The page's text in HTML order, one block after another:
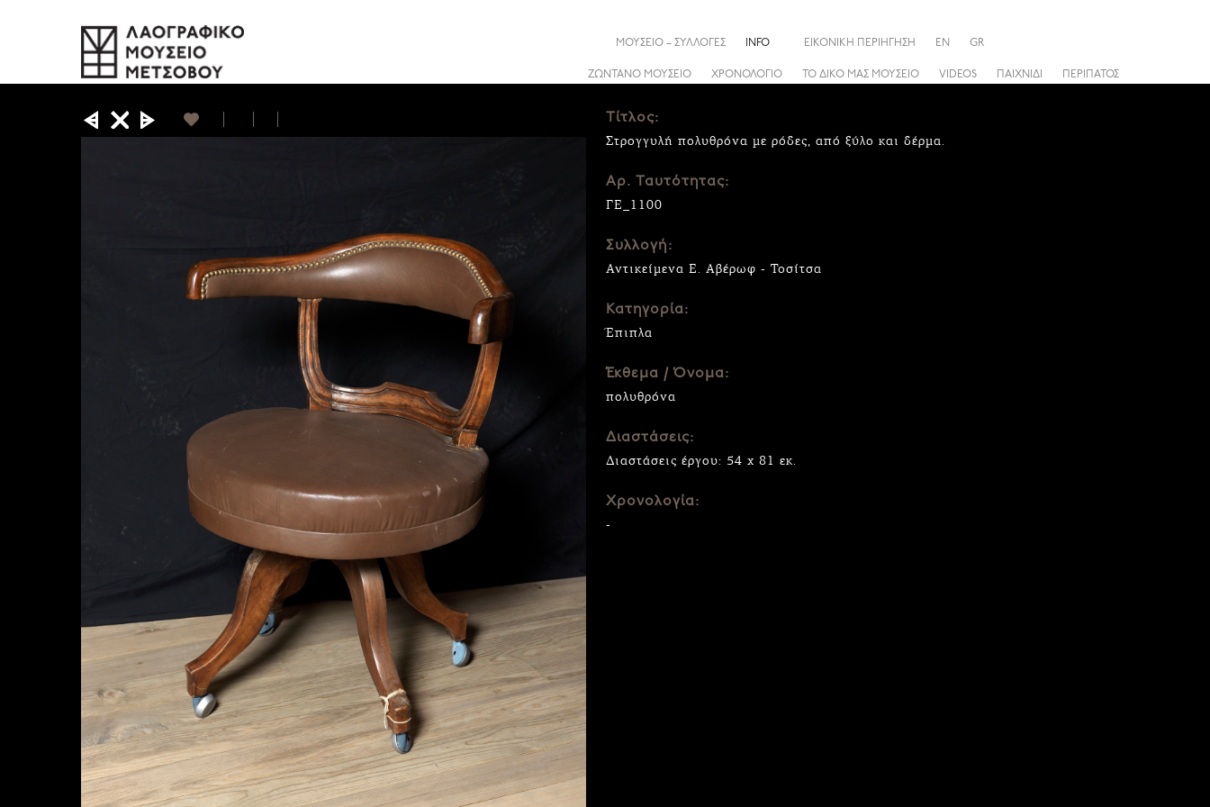
ΖΩΝΤΑΝΟ ΜΟΥΣΕΙΟ ΧΡΟΝΟΛΟΓΙΟ ΤΟ ΔΙΚΟ ΜΑΣ ΜΟΥΣΕΙΟ VIDEOS ΠΑΙΧΝΙΔΙ ΠΕΡΙΠΑΤΟΣ
ΜΟΥΣΕΙΟ – ΣΥΛΛΟΓΕΣ INFO ΕΙΚΟΝΙΚΗ ΠΕΡΙΗΓΗΣΗ EN GR
Τίτλος:
Στρογγυλή πολυθρόνα με ρόδες, από ξύλο και δέρμα.
Αρ. Ταυτότητας:
ΓΕ_1100
Συλλογή:
Αντικείμενα Ε. Αβέρωφ - Τοσίτσα
Κατηγορία:
Έπιπλα
Έκθεμα / Όνομα:
πολυθρόνα
Διαστάσεις:
Διαστάσεις έργου: 54 x 81 εκ.
Χρονολογία:
-